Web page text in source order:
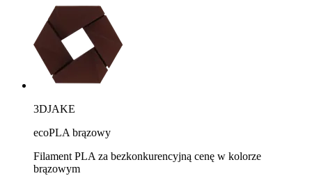
3DJAKE
ecoPLA brązowy
Filament PLA za bezkonkurencyjną cenę w kolorze
brązowym